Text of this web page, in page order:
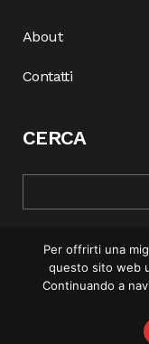
About
Contatti
CERCA
© COPYRIGHT 2025
Per offrirti una
questo sito web
Continuando a